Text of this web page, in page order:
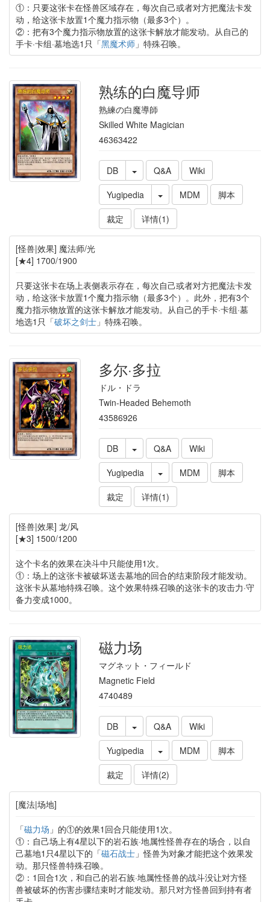
①：只要这张卡在怪兽区域存在，每次自己或者对方把魔法卡发
动，给这张卡放置1个魔力指示物（最多3个）。
②：把有3个魔力指示物放置的这张卡解放才能发动。从自己的
手卡·卡组·墓地选1只「黑魔术师」特殊召唤。
熟练的白魔导师
熟練の白魔導師
Skilled White Magician
46363422
DB Q&A
Wiki
Yugipedia
MDM
脚本
裁定
详情(1)
[怪兽|效果] 魔法师/光
[★4] 1700/1900
只要这张卡在场上表侧表示存在，每次自己或者对方把魔法卡发
动，给这张卡放置1个魔力指示物（最多3个）。此外，把有3个
魔力指示物放置的这张卡解放才能发动。从自己的手卡·卡组·墓
地选1只「破坏之剑士」特殊召唤。
多尔·多拉
ドル・ドラ
Twin-Headed Behemoth
43586926
DB Q&A
Wiki
Yugipedia
MDM
脚本
裁定
详情(1)
[怪兽|效果] 龙/风
[★3] 1500/1200
这个卡名的效果在决斗中只能使用1次。
①：场上的这张卡被破坏送去墓地的回合的结束阶段才能发动。
这张卡从墓地特殊召唤。这个效果特殊召唤的这张卡的攻击力·守
备力变成1000。
磁力场
マグネット・フィールド
Magnetic Field
4740489
DB Q&A
Wiki
Yugipedia
MDM
脚本
裁定
详情(2)
[魔法|场地]
「磁力场 」的①的效果1回合只能使用1次。
①：自己场上有4星以下的岩石族·地属性怪兽存在的场合，以自
己墓地1只4星以下的「磁石战士」怪兽为对象才能把这个效果发
动。那只怪兽特殊召唤。
②：1回合1次，和自己的岩石族·地属性怪兽的战斗没让对方怪
兽被破坏的伤害步骤结束时才能发动。那只对方怪兽回到持有者